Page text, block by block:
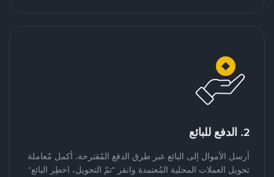
2. الدفع للبائع
أرسل الأموال إلى البائع عبر طرق الدفع المُقترحة. أكمل مُعاملة
تحويل العملات المحلية المُعتمدة وانقر "تمّ التحويل، اخطِر البائع"